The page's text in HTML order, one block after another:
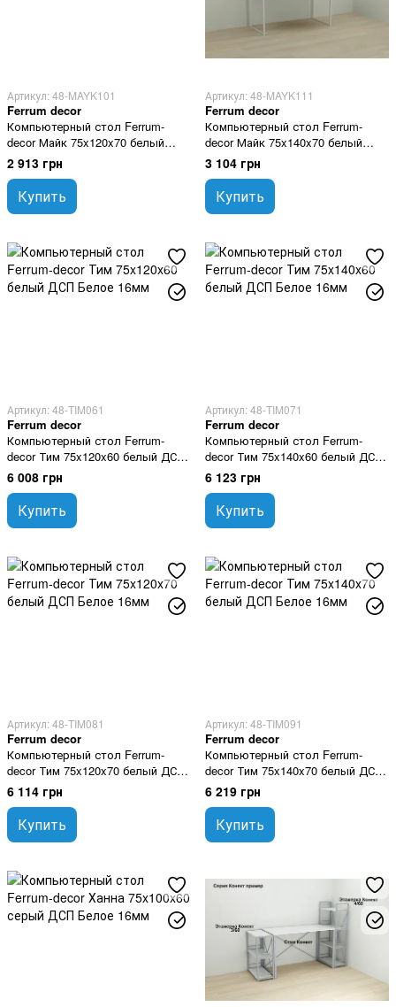
Артикул: 48-MAYK101
Ferrum decor
Компьютерный стол Ferrum-
decor Майк 75x120x70 белый
ДСП Белое 16мм
2 913 грн
Купить
Артикул: 48-MAYK111
Ferrum decor
Компьютерный стол Ferrum-
decor Майк 75x140x70 белый
ДСП Белое 16мм
3 104 грн
Купить
Артикул: 48-TIM061
Ferrum decor
Компьютерный стол Ferrum-
decor Тим 75x120x60 белый ДСП
Белое 16мм
6 008 грн
Купить
Артикул: 48-TIM071
Ferrum decor
Компьютерный стол Ferrum-
decor Тим 75x140x60 белый ДСП
Белое 16мм
6 123 грн
Купить
Артикул: 48-TIM081
Ferrum decor
Компьютерный стол Ferrum-
decor Тим 75x120x70 белый ДСП
Белое 16мм
6 114 грн
Купить
Артикул: 48-TIM091
Ferrum decor
Компьютерный стол Ferrum-
decor Тим 75x140x70 белый ДСП
Белое 16мм
6 219 грн
Купить